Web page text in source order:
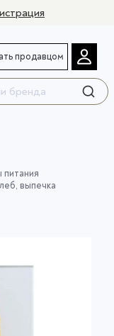
продавцом
выпечка